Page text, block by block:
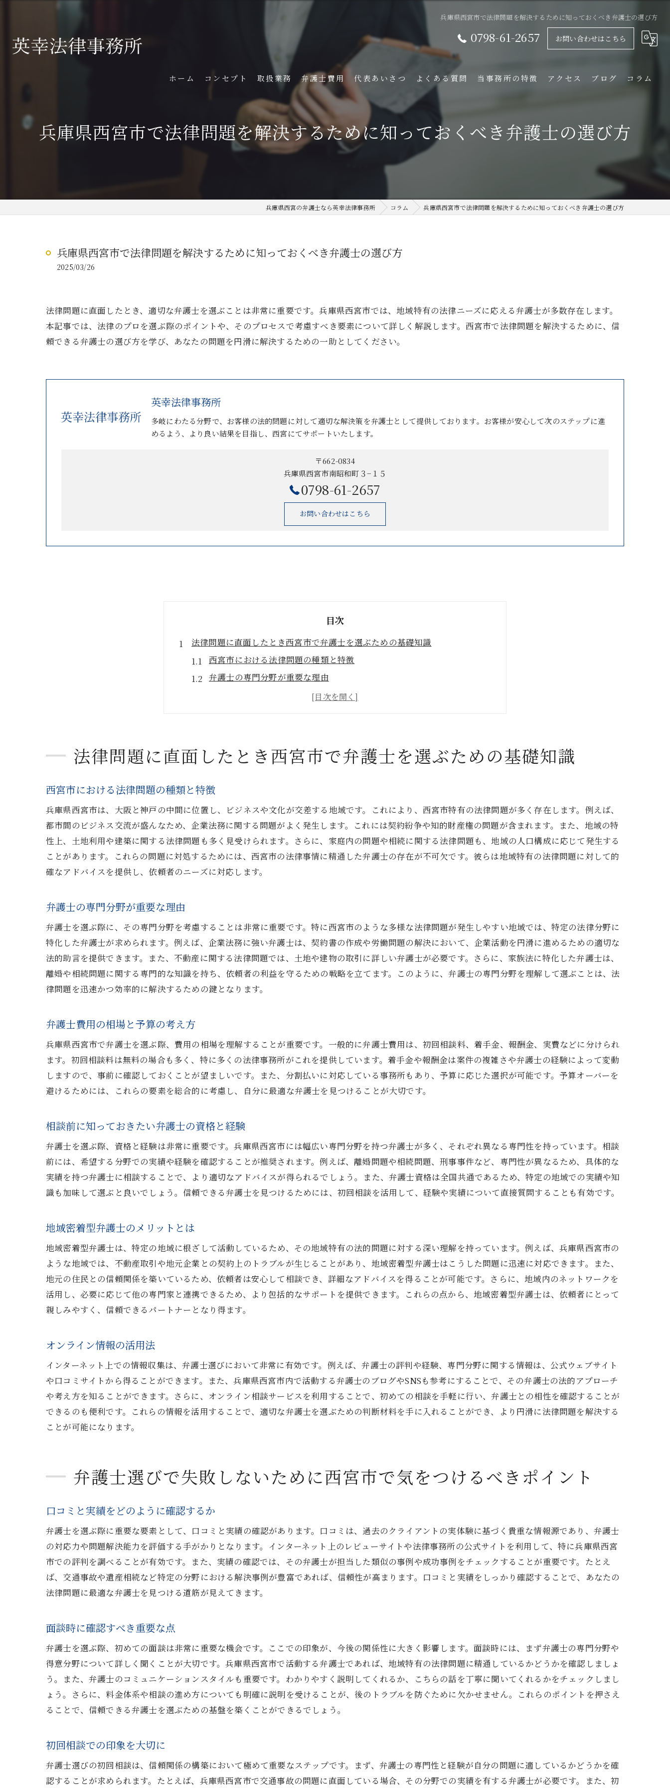
兵庫県西宮市で法律問題を解決するために知っておくべき弁護士の選び方
0798-61-2657 お問い合わせはこちら
ホーム コンセプト 取扱業務 弁護士費用 代表あいさつ よくある質問 当事務所の特徴
離婚
借金
アクセス ブログ コラム
兵庫県西宮市で法律問題を解決するために知っておくべき弁護士の選び方
兵庫県西宮の弁護士なら英幸法律事務所 コラム 兵庫県西宮市で法律問題を解決するために知っておくべき弁護士の選び方
兵庫県西宮市で法律問題を解決するために知っておくべき弁護士の選び方
2025/03/26
法律問題に直面したとき、適切な弁護士を選ぶことは非常に重要です。兵庫県西宮市では、地域特有の法律ニーズに応える弁護士が多数存在します。
本記事では、法律のプロを選ぶ際のポイントや、そのプロセスで考慮すべき要素について詳しく解説します。西宮市で法律問題を解決するために、信
頼できる弁護士の選び方を学び、あなたの問題を円滑に解決するための一助としてください。
英幸法律事務所
多岐にわたる分野で、お客様の法的問題に対して適切な解決策を弁護士として提供しております。お客様が安心して次のステップに進
めるよう、より良い結果を目指し、西宮にてサポートいたします。
〒662-0834
兵庫県西宮市南昭和町３−１５
0798-61-2657
お問い合わせはこちら
目次
法律問題に直面したとき西宮市で弁護士を選ぶための基礎知識
西宮市における法律問題の種類と特徴
弁護士の専門分野が重要な理由
弁護士費用の相場と予算の考え方
オンライン情報の活用法
弁護士選びで失敗しないために西宮市で気をつけるべきポイント
初回相談での印象を大切に
依頼契約書のチェックポイント
弁護士との相性を見極める方法
アフターケアの充実度を確認する
西宮市特有の法的トラブル事例
地域特性を活かした迅速な対応
近隣の法曹界との連携体制
地域密着型の信頼性と安心感
地域コミュニティへの貢献度
経歴と専門分野の一致度
相談者の声を参考にする方法
倫理観と誠実さの評価ポイント
透明性のある料金体系
あなたのケースに最適な弁護士を見つけるための西宮市での具体的アプローチ
ケーススタディを活用した弁護士選び
法律相談のプロセスを理解しよう
信頼できる弁護士の探し方
法律問題の種類に応じた専門家の選択
弁護士との初回相談で確認すべき重要な質問集
依頼内容の具体化と課題の整理
弁護士の過去の類似案件への取り組み
費用と成功報酬の確認
契約解除の条件と手続き
西宮市の弁護士に相談する前に知っておくべき法律相談の流れ
法律相談のプロセス概要
相談前に準備すべき書類と情報
相談後のアクションプラン作成
地域特有の問題解決力を活かす
地域コミュニティとの連携による迅速対応
地元の法曹関係者とのネットワークの強み
地域密着型サービスの心強さ
生活に密着した法律相談の提供
法律問題に直面したとき西宮市で弁護士を選ぶための基礎知識
西宮市における法律問題の種類と特徴
兵庫県西宮市は、大阪と神戸の中間に位置し、ビジネスや文化が交差する地域です。これにより、西宮市特有の法律問題が多く存在します。例えば、
都市間のビジネス交流が盛んなため、企業法務に関する問題がよく発生します。これには契約紛争や知的財産権の問題が含まれます。また、地域の特
性上、土地利用や建築に関する法律問題も多く見受けられます。さらに、家庭内の問題や相続に関する法律問題も、地域の人口構成に応じて発生する
ことがあります。これらの問題に対処するためには、西宮市の法律事情に精通した弁護士の存在が不可欠です。彼らは地域特有の法律問題に対して的
確なアドバイスを提供し、依頼者のニーズに対応します。
弁護士の専門分野が重要な理由
弁護士を選ぶ際に、その専門分野を考慮することは非常に重要です。特に西宮市のような多様な法律問題が発生しやすい地域では、特定の法律分野に
特化した弁護士が求められます。例えば、企業法務に強い弁護士は、契約書の作成や労働問題の解決において、企業活動を円滑に進めるための適切な
法的助言を提供できます。また、不動産に関する法律問題では、土地や建物の取引に詳しい弁護士が必要です。さらに、家族法に特化した弁護士は、
離婚や相続問題に関する専門的な知識を持ち、依頼者の利益を守るための戦略を立てます。このように、弁護士の専門分野を理解して選ぶことは、法
律問題を迅速かつ効率的に解決するための鍵となります。
弁護士費用の相場と予算の考え方
兵庫県西宮市で弁護士を選ぶ際、費用の相場を理解することが重要です。一般的に弁護士費用は、初回相談料、着手金、報酬金、実費などに分けられ
ます。初回相談料は無料の場合も多く、特に多くの法律事務所がこれを提供しています。着手金や報酬金は案件の複雑さや弁護士の経験によって変動
しますので、事前に確認しておくことが望ましいです。また、分割払いに対応している事務所もあり、予算に応じた選択が可能です。予算オーバーを
避けるためには、これらの要素を総合的に考慮し、自分に最適な弁護士を見つけることが大切です。
相談前に知っておきたい弁護士の資格と経験
弁護士を選ぶ際、資格と経験は非常に重要です。兵庫県西宮市には幅広い専門分野を持つ弁護士が多く、それぞれ異なる専門性を持っています。相談
前には、希望する分野での実績や経験を確認することが推奨されます。例えば、離婚問題や相続問題、刑事事件など、専門性が異なるため、具体的な
実績を持つ弁護士に相談することで、より適切なアドバイスが得られるでしょう。また、弁護士資格は全国共通であるため、特定の地域での実績や知
識も加味して選ぶと良いでしょう。信頼できる弁護士を見つけるためには、初回相談を活用して、経験や実績について直接質問することも有効です。
地域密着型弁護士のメリットとは
地域密着型弁護士は、特定の地域に根ざして活動しているため、その地域特有の法的問題に対する深い理解を持っています。例えば、兵庫県西宮市の
ような地域では、不動産取引や地元企業との契約上のトラブルが生じることがあり、地域密着型弁護士はこうした問題に迅速に対応できます。また、
地元の住民との信頼関係を築いているため、依頼者は安心して相談でき、詳細なアドバイスを得ることが可能です。さらに、地域内のネットワークを
活用し、必要に応じて他の専門家と連携できるため、より包括的なサポートを提供できます。これらの点から、地域密着型弁護士は、依頼者にとって
親しみやすく、信頼できるパートナーとなり得ます。
オンライン情報の活用法
インターネット上での情報収集は、弁護士選びにおいて非常に有効です。例えば、弁護士の評判や経験、専門分野に関する情報は、公式ウェブサイト
や口コミサイトから得ることができます。また、兵庫県西宮市内で活動する弁護士のブログやSNSも参考にすることで、その弁護士の法的アプローチ
や考え方を知ることができます。さらに、オンライン相談サービスを利用することで、初めての相談を手軽に行い、弁護士との相性を確認することが
できるのも便利です。これらの情報を活用することで、適切な弁護士を選ぶための判断材料を手に入れることができ、より円滑に法律問題を解決する
ことが可能になります。
弁護士選びで失敗しないために西宮市で気をつけるべきポイント
口コミと実績をどのように確認するか
弁護士を選ぶ際に重要な要素として、口コミと実績の確認があります。口コミは、過去のクライアントの実体験に基づく貴重な情報源であり、弁護士
の対応力や問題解決能力を評価する手がかりとなります。インターネット上のレビューサイトや法律事務所の公式サイトを利用して、特に兵庫県西宮
市での評判を調べることが有効です。また、実績の確認では、その弁護士が担当した類似の事例や成功事例をチェックすることが重要です。たとえ
ば、交通事故や遺産相続など特定の分野における解決事例が豊富であれば、信頼性が高まります。口コミと実績をしっかり確認することで、あなたの
法律問題に最適な弁護士を見つける道筋が見えてきます。
面談時に確認すべき重要な点
弁護士を選ぶ際、初めての面談は非常に重要な機会です。ここでの印象が、今後の関係性に大きく影響します。面談時には、まず弁護士の専門分野や
得意分野について詳しく聞くことが大切です。兵庫県西宮市で活動する弁護士であれば、地域特有の法律問題に精通しているかどうかを確認しましょ
う。また、弁護士のコミュニケーションスタイルも重要です。わかりやすく説明してくれるか、こちらの話を丁寧に聞いてくれるかをチェックしまし
ょう。さらに、料金体系や相談の進め方についても明確に説明を受けることが、後のトラブルを防ぐために欠かせません。これらのポイントを押さえ
ることで、信頼できる弁護士を選ぶための基盤を築くことができるでしょう。
初回相談での印象を大切に
弁護士選びの初回相談は、信頼関係の構築において極めて重要なステップです。まず、弁護士の専門性と経験が自分の問題に適しているかどうかを確
認することが求められます。たとえば、兵庫県西宮市で交通事故の問題に直面している場合、その分野での実績を有する弁護士が必要です。また、初